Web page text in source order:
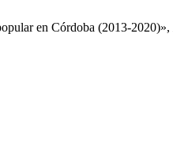
en Córdoba (2013-2020)»,